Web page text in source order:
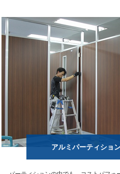
アルミパーティショ